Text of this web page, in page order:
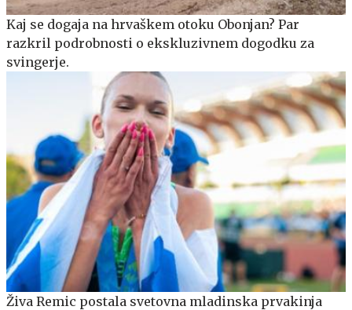
Kaj se dogaja na hrvaškem otoku Obonjan? Par
razkril podrobnosti o ekskluzivnem dogodku za
svingerje.
Živa Remic postala svetovna mladinska prvakinja